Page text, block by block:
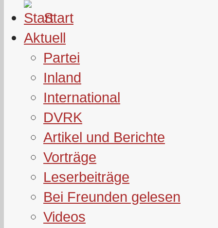
Start
Aktuell
Partei
Inland
International
DVRK
Artikel und Berichte
Vorträge
Leserbeiträge
Bei Freunden gelesen
Videos